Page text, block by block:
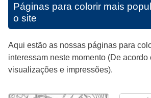
Páginas para colorir mais
o site
Aqui estão as nossas páginas para
interessam neste momento (De acordo
visualizações e impressões).